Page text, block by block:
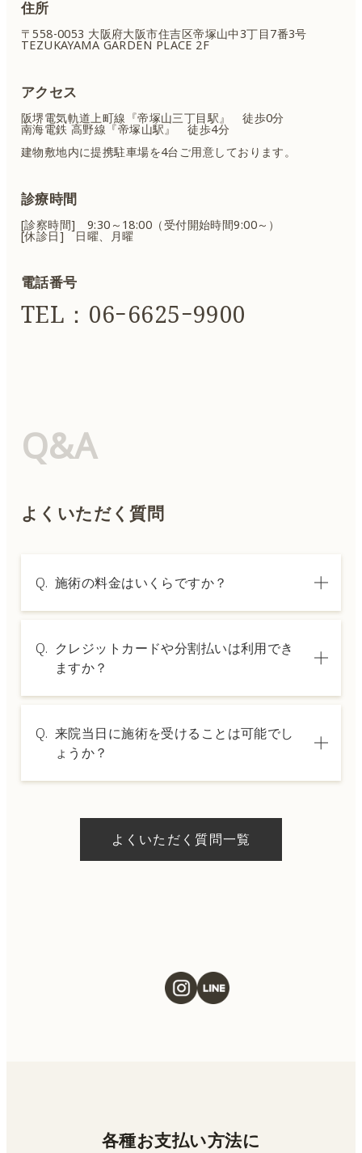
住所
〒558-0053 大阪府大阪市住吉区帝塚山中3丁目7番3号
TEZUKAYAMA GARDEN PLACE 2F
アクセス
阪堺電気軌道上町線『帝塚山三丁目駅』 徒歩0分
南海電鉄 高野線『帝塚山駅』 徒歩4分
建物敷地内に提携駐車場を4台ご用意しております。
診療時間
[診察時間] 9:30～18:00（受付開始時間9:00～）
[休診日] 日曜、月曜
電話番号
TEL：06ｰ6625ｰ9900
Q&A
よくいただく質問
Q. 施術の料金はいくらですか？
は料金表ページをご確認いただくか、カウン
セリングでご案内いたします。
Q. クレジットカードや分割払いは利用でき
ますか？
した分割払いも可能です。詳細は受付スタッ
フにお問い合わせください。
Q. 来院当日に施術を受けることは可能でし
ょうか？
ただける施術もございます。当日の施術をご
希望の場合は、ご予約の際にお気軽にご相談
よくいただく質問一覧
各種お支払い方法に